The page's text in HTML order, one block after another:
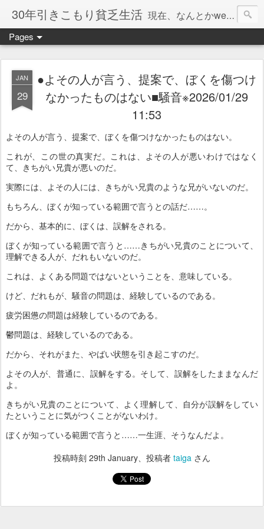
30年引きこもり貧乏生活 現在、なんとかweb系の仕事で食べています。このブログで扱う問題は「この世とはなにか」「人生とはなにか」「人間とはなにか」「強迫神経症の原因と解決法」「うつ病の原因と寄り添う方法」「家族の問題」などについてです。
Pages
JAN
29
●よその人が言う、提案で、ぼくを傷つけ
なかったものはない■騒音※2026/01/29
11:53
よその人が言う、提案で、ぼくを傷つけなかったものはない。
これが、この世の真実だ。これは、よその人が悪いわけではなく
て、きちがい兄貴が悪いのだ。
実際には、よその人には、きちがい兄貴のような兄がいないのだ。
もちろん、ぼくが知っている範囲で言うとの話だ……。
だから、基本的に、ぼくは、誤解をされる。
ぼくが知っている範囲で言うと……きちがい兄貴のことについて、
理解できる人が、だれもいないのだ。
これは、よくある問題ではないということを、意味している。
けど、だれもが、騒音の問題は、経験しているのである。
疲労困憊の問題は経験しているのである。
鬱問題は、経験しているのである。
だから、それがまた、やばい状態を引き起こすのだ。
よその人が、普通に、誤解をする。そして、誤解をしたままなんだ
よ。
きちがい兄貴のことについて、よく理解して、自分が誤解をしてい
たということに気がつくことがないわけ。
ぼくが知っている範囲で言うと……一生涯、そうなんだよ。
投稿時刻 29th January、投稿者 taiga さん